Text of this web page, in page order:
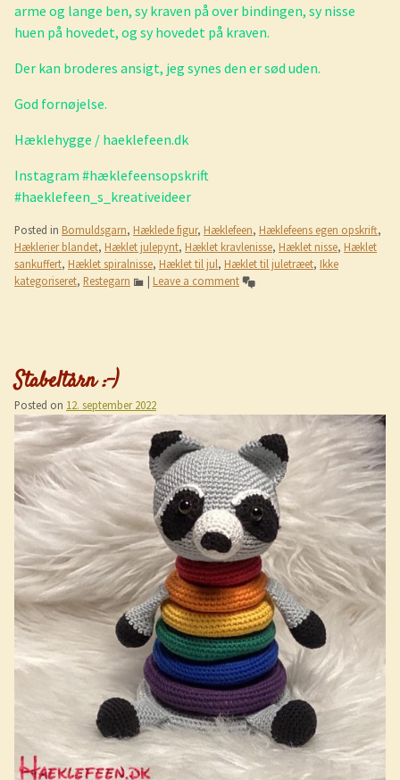
arme og lange ben, sy kraven på over bindingen, sy nisse
huen på hovedet, og sy hovedet på kraven.
Der kan broderes ansigt, jeg synes den er sød uden.
God fornøjelse.
Hæklehygge / haeklefeen.dk
Instagram #hæklefeensopskrift
#haeklefeen_s_kreativeideer
Posted in Bomuldsgarn, Hæklede figur, Hæklefeen, Hæklefeens egen opskrift,
Hæklerier blandet, Hæklet julepynt, Hæklet kravlenisse, Hæklet nisse, Hæklet
sankuffert, Hæklet spiralnisse, Hæklet til jul, Hæklet til juletræet, Ikke
kategoriseret, Restegarn | Leave a comment
Stabeltårn :-)
Posted on 12. september 2022